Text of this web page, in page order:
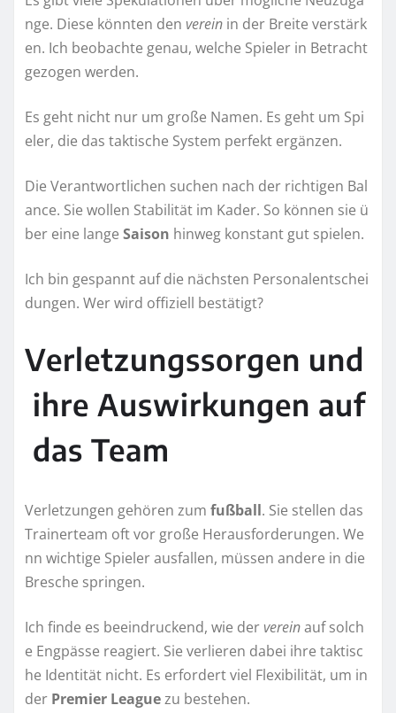
nge. Diese könnten den verein in der Breite verstärk
en. Ich beobachte genau, welche Spieler in Betracht
gezogen werden.
Es geht nicht nur um große Namen. Es geht um Spi
eler, die das taktische System perfekt ergänzen.
Die Verantwortlichen suchen nach der richtigen Bal
ance. Sie wollen Stabilität im Kader. So können sie ü
ber eine lange Saison hinweg konstant gut spielen.
Ich bin gespannt auf die nächsten Personalentschei
dungen. Wer wird offiziell bestätigt?
Verletzungssorgen und
ihre Auswirkungen auf
das Team
Verletzungen gehören zum fußball. Sie stellen das
Trainerteam oft vor große Herausforderungen. We
nn wichtige Spieler ausfallen, müssen andere in die
Bresche springen.
Ich finde es beeindruckend, wie dervereinauf solch
e Engpässe reagiert. Sie verlieren dabei ihre taktisc
he Identität nicht. Es erfordert viel Flexibilität, um in
der Premier Leaguezu bestehen.